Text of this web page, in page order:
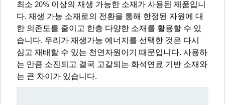
최소 20% 이상의 재생 가능한 소재가 사용된 제품입니
다. 재생 가능 소재로의 전환을 통해 한정된 자원에 대
한 의존도를 줄이고 한층 다양한 소재를 활용할 수 있
습니다. 우리가 재생가능 에너지를 선택한 것은 다시
심고 재배할 수 있는 천연자원이기 때문입니다. 사용하
는 만큼 소진되고 결국 고갈되는 화석연료 기반 소재와
는 큰 차이가 있습니다.